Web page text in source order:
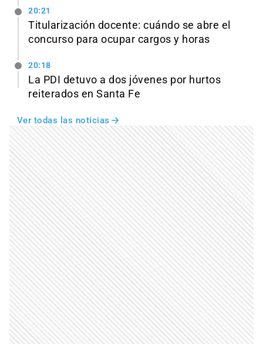
20:21
Titularización docente: cuándo se abre el
concurso para ocupar cargos y horas
20:18
La PDI detuvo a dos jóvenes por hurtos
reiterados en Santa Fe
Ver todas las noticias